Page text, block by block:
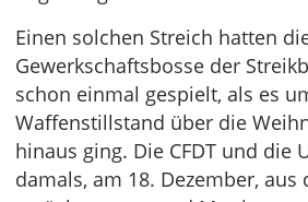
Einen solchen Streich hatten
Gewerkschaftsbosse der
schon einmal gespielt, als es
Waffenstillstand über die
hinaus ging. Die CFDT und die
damals, am 18. Dezember,